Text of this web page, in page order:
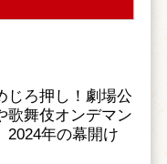
じろ押し！劇場公
歌舞伎オンデマン
2024年の幕開け